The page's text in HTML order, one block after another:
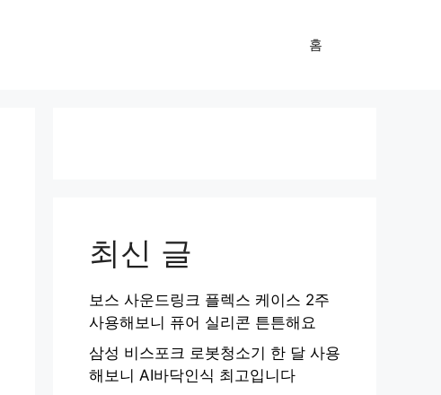
홈
최신 글
보스 사운드링크 플렉스 케이스 2주
사용해보니 퓨어 실리콘 튼튼해요
삼성 비스포크 로봇청소기 한 달 사용
해보니 AI바닥인식 최고입니다